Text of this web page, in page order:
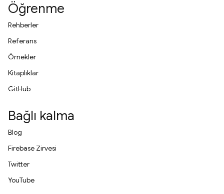
Öğrenme
Rehberler
Referans
Örnekler
Kitaplıklar
GitHub
Bağlı kalma
Blog
Firebase Zirvesi
Twitter
YouTube